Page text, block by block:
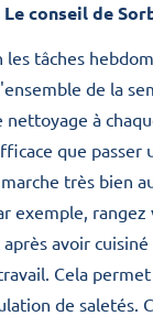
Le conseil de
les tâches
de la
nettoyage à
que passer
très bien
exemple, rangez
avoir
Cela
de saletés.